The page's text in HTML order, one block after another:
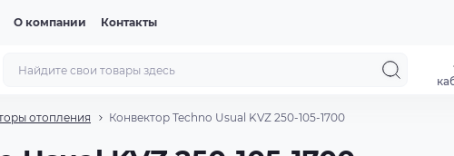
О компании Контакты
отопления Конвектор Techno Usual KVZ 250-105-1700